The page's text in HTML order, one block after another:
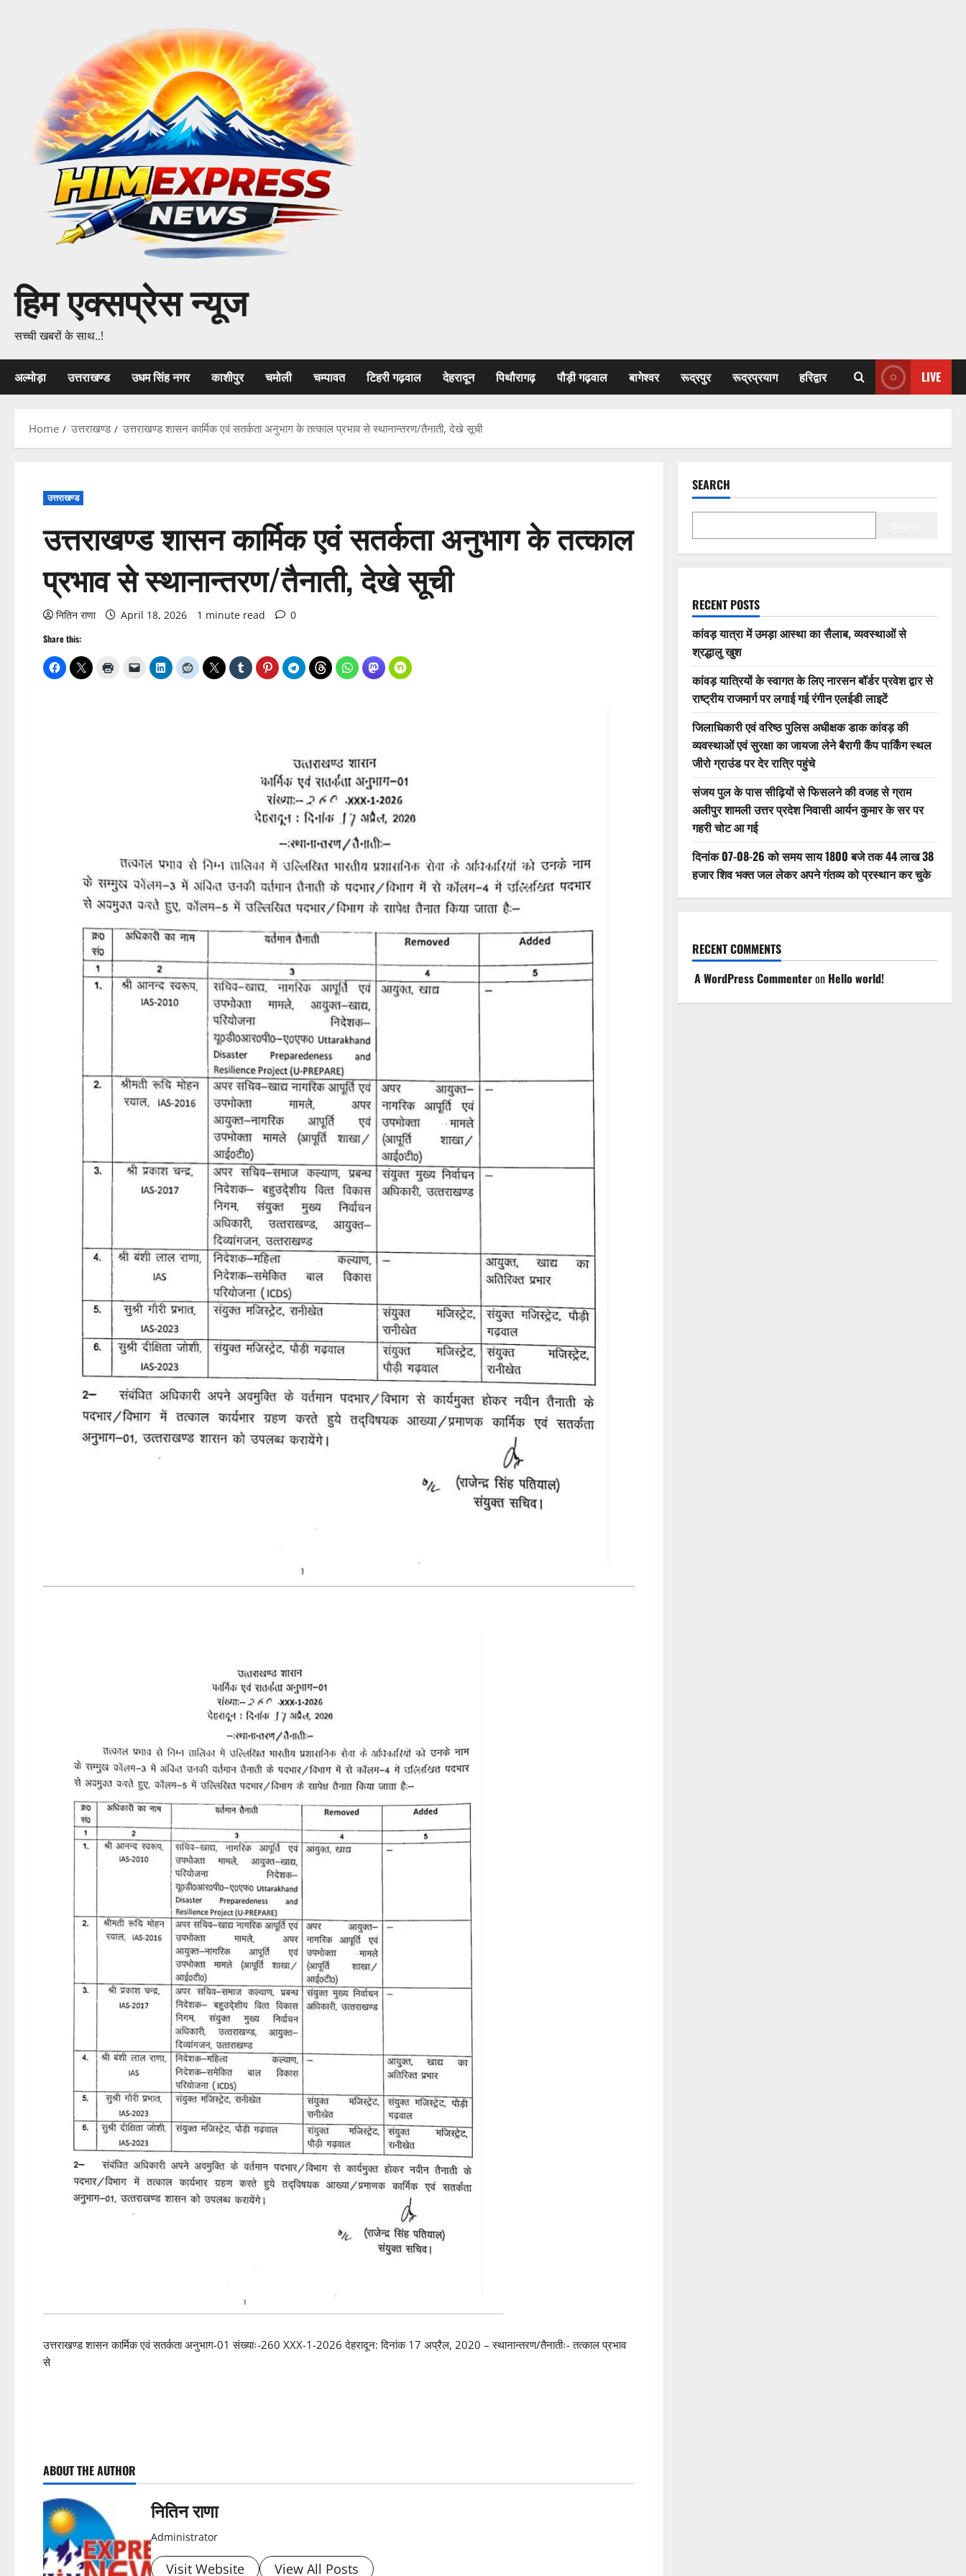
हिम एक्सप्रेस न्यूज
सच्ची खबरों के साथ..!
अल्मोड़ा उत्तराखण्ड उधम सिंह नगर काशीपुर चमोली चम्पावत टिहरी गढ़वाल देहरादून पिथौरागढ़ पौड़ी गढ़वाल बागेश्वर रूद्रपुर रूद्रप्रयाग हरिद्वार LIVE
Home उत्तराखण्ड उत्तराखण्ड शासन कार्मिक एवं सतर्कता अनुभाग के तत्काल प्रभाव से स्थानान्तरण/तैनाती, देखे सूची
उत्तराखण्ड
उत्तराखण्ड शासन कार्मिक एवं सतर्कता अनुभाग के तत्काल
प्रभाव से स्थानान्तरण/तैनाती, देखे सूची
नितिन राणा April 18, 2026 1 minute read 0
Share this:
उत्तराखण्ड शासन कार्मिक एवं सतर्कता अनुभाग-01 संख्याः-260 XXX-1-2026 देहरादून: दिनांक 17 अप्रैल, 2020 – स्थानान्तरण/तैनातीः- तत्काल प्रभाव
से
o
s
t
ABOUT THE AUTHOR
नितिन राणा
Administrator
Visit Website View All Posts
SEARCH
RECENT POSTS
कांवड़ यात्रा में उमड़ा आस्था का सैलाब, व्यवस्थाओं से
श्रद्धालु खुश
कांवड़ यात्रियों के स्वागत के लिए नारसन बॉर्डर प्रवेश द्वार से
राष्ट्रीय राजमार्ग पर लगाई गई रंगीन एलईडी लाइटें
जिलाधिकारी एवं वरिष्ठ पुलिस अधीक्षक डाक कांवड़ की
व्यवस्थाओं एवं सुरक्षा का जायजा लेने बैरागी कैंप पार्किंग स्थल
जीरो ग्राउंड पर देर रात्रि पहुंचे
संजय पुल के पास सीढ़ियों से फिसलने की वजह से ग्राम
अलीपुर शामली उत्तर प्रदेश निवासी आर्यन कुमार के सर पर
गहरी चोट आ गई
दिनांक 07-08-26 को समय साय 1800 बजे तक 44 लाख 38
हजार शिव भक्त जल लेकर अपने गंतव्य को प्रस्थान कर चुके
RECENT COMMENTS
A WordPress Commenteron Hello world!